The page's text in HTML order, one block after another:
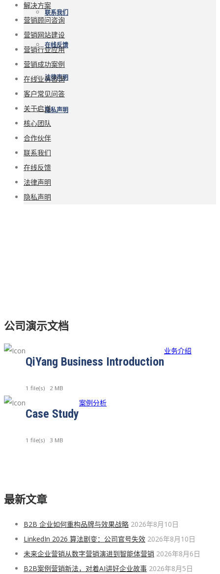
联系我们
在线反馈
法律声明
隐私声明
解决方案
营销顾问咨询
营销网站建设
营销行业应用
营销成功案例
在线业务咨询
客户常见问答
关于启洋
核心团队
合作伙伴
联系我们
在线反馈
法律声明
隐私声明
公司演示文档
QiYang Business Introduction
1 file(s) 2 MB
业务介绍
Case Study
1 file(s) 3 MB
案例分析
最新文章
B2B 企业如何重构品牌与效果战略 2026年8月10日
LinkedIn 2026 算法剧变：公司官号失效 2026年8月10日
未来企业营销从数字营销演进到智能体营销 2026年8月6日
B2B案例营销新法，对着AI讲好企业故事 2026年8月5日